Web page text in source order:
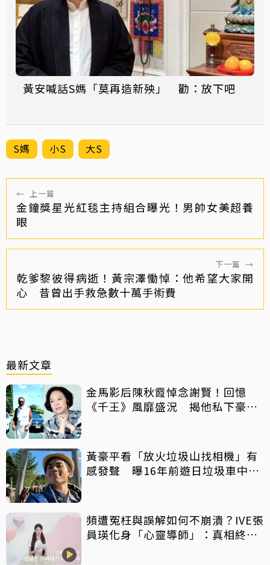
黃安喊話S媽「莫再造新殃」 勸：放下吧
S媽 小S 大S
← 上一篇
金鐘獎星光紅毯主持組合曝光！男帥女美超養
眼
下一篇 →
乾爹黎彼得病逝！黃宗澤慟悼：他希望大家開
心 昔曾出手救急數十萬手術費
最新文章
金馬影后陳秋霞悼念謝賢！回憶
《千王》風靡盛況 揭他私下豪爽
黃豪平看「放火垃圾山找相機」有
感發聲 曝16年前遊日垃圾車中含
頻遭冤枉與誤解如何不崩潰？IVE張
員瑛化身「心靈導師」：真相終會